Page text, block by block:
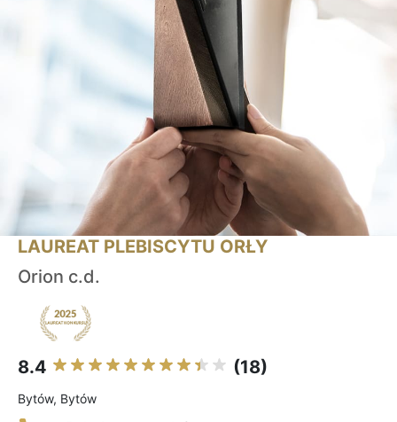
LAUREAT PLEBISCYTU ORŁY
Orion c.d.
8.4 (18)
Bytów, Bytów